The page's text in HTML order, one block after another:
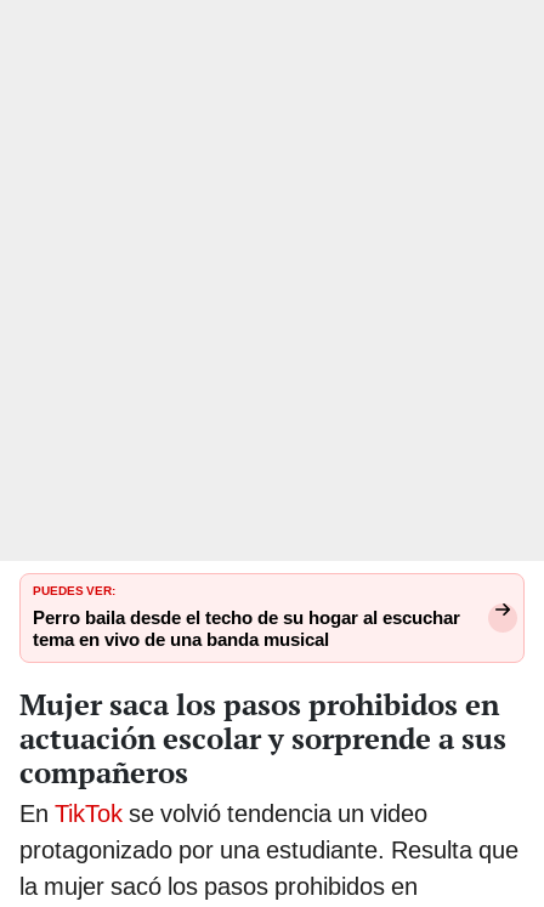
PUEDES VER:
Perro baila desde el techo de su hogar al escuchar
tema en vivo de una banda musical
Mujer saca los pasos prohibidos en
actuación escolar y sorprende a sus
compañeros
En TikTok se volvió tendencia un video
protagonizado por una estudiante. Resulta que
la mujer sacó los pasos prohibidos en